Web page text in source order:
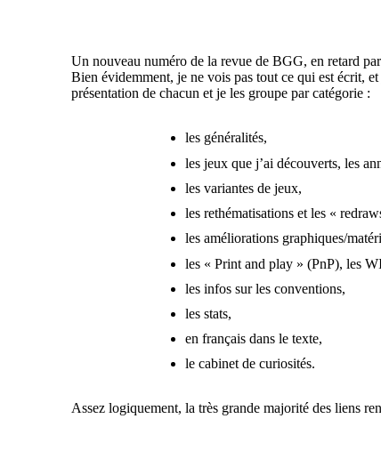
Un nouveau numéro de la revue de BGG, en retard
Bien évidemment, je ne vois pas tout ce qui est écrit,
présentation de chacun et je les groupe par catégorie :
les généralités,
les jeux que j’ai découverts, les
les variantes de jeux,
les rethématisations et les «
les améliorations graphiques/
les « Print and play » (PnP), les
les infos sur les conventions,
les stats,
en français dans le texte,
le cabinet de curiosités.
Assez logiquement, la très grande majorité des liens